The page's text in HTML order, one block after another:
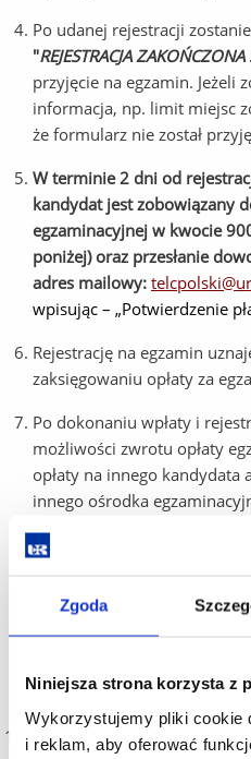
Zgoda
Niniejsza strona korzysta z
Wykorzystujemy pliki cookie
i reklam, aby oferować
Po udanej rejestracji
"REJESTRACJA
przyjęcie na egzamin. Jeżeli
informacja, np. limit miejsc
że formularz nie został
W terminie 2 dni od
kandydat jest zobowiązany
egzaminacyjnej w kwocie
poniżej) oraz przesłanie
adres mailowy:
wpisując – „Potwierdzenie
Rejestrację na egzamin
zaksięgowaniu opłaty za
Po dokonaniu wpłaty i
możliwości zwrotu opłaty
opłaty na innego kandydata
innego ośrodka
Dokonanie wpłaty oznacza
Centrum Polonijne UR
danej sesji egzaminu w
inny termin
Liczba miejsc na egzamin